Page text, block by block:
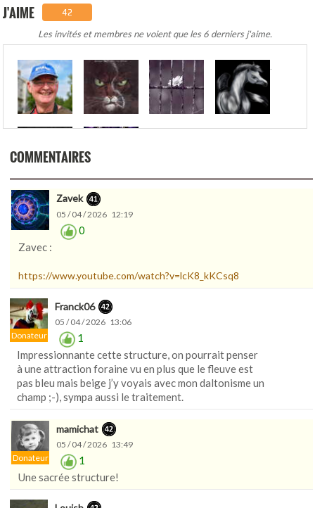
J'AIME 42
Les invités et membres ne voient que les 6 derniers j'aime.
COMMENTAIRES
Zavek
05 / 04 / 2026 12:19
0
Zavec :
https://www.youtube.com/watch?v=lcK8_kKCsq8
Donateur
Franck06
05 / 04 / 2026 13:06
1
Impressionnante cette structure, on pourrait penser
à une attraction foraine vu en plus que le fleuve est
pas bleu mais beige j’y voyais avec mon daltonisme un
champ ;-), sympa aussi le traitement.
Donateur
mamichat
05 / 04 / 2026 13:49
1
Une sacrée structure!